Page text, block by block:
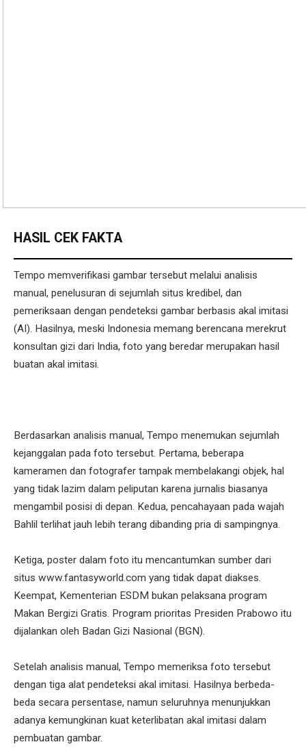
HASIL CEK FAKTA
Tempo memverifikasi gambar tersebut melalui analisis
manual, penelusuran di sejumlah situs kredibel, dan
pemeriksaan dengan pendeteksi gambar berbasis akal imitasi
(AI). Hasilnya, meski Indonesia memang berencana merekrut
konsultan gizi dari India, foto yang beredar merupakan hasil
buatan akal imitasi.
Berdasarkan analisis manual, Tempo menemukan sejumlah
kejanggalan pada foto tersebut. Pertama, beberapa
kameramen dan fotografer tampak membelakangi objek, hal
yang tidak lazim dalam peliputan karena jurnalis biasanya
mengambil posisi di depan. Kedua, pencahayaan pada wajah
Bahlil terlihat jauh lebih terang dibanding pria di sampingnya.
Ketiga, poster dalam foto itu mencantumkan sumber dari
situs www.fantasyworld.com yang tidak dapat diakses.
Keempat, Kementerian ESDM bukan pelaksana program
Makan Bergizi Gratis. Program prioritas Presiden Prabowo itu
dijalankan oleh Badan Gizi Nasional (BGN).
Setelah analisis manual, Tempo memeriksa foto tersebut
dengan tiga alat pendeteksi akal imitasi. Hasilnya berbeda-
beda secara persentase, namun seluruhnya menunjukkan
adanya kemungkinan kuat keterlibatan akal imitasi dalam
pembuatan gambar.